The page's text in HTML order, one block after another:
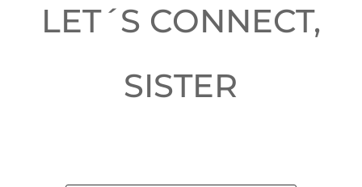
LET´S CONNECT,
SISTER